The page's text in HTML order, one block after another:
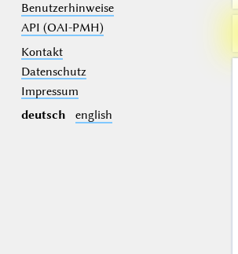
Benutzerhinweise
API (OAI-PMH)
Kontakt
Datenschutz
Impressum
deutsch
english